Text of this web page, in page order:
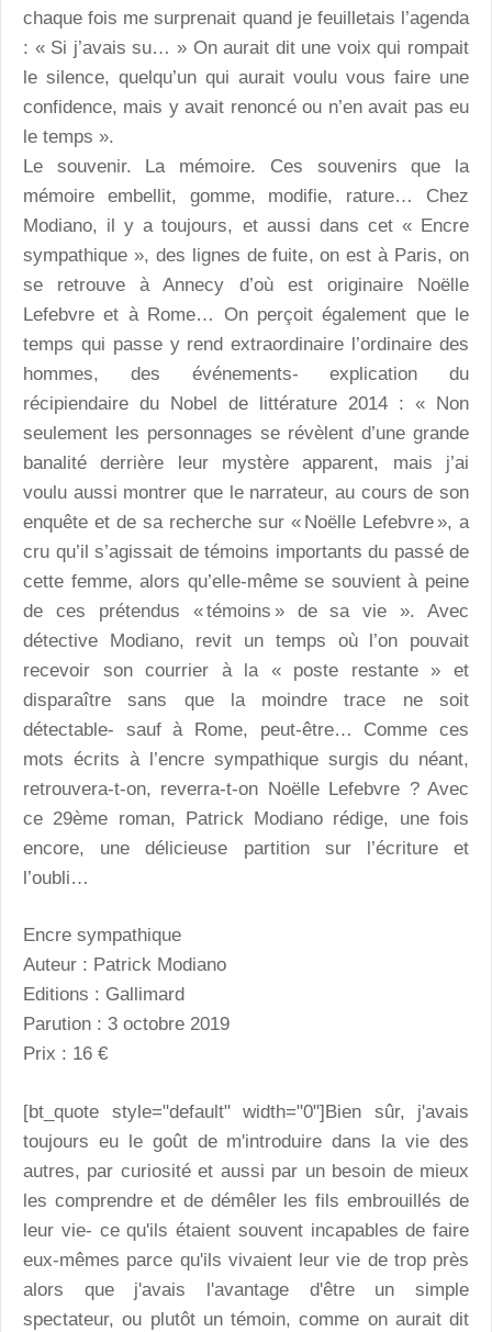
chaque fois me surprenait quand je feuilletais l’agenda
: « Si j’avais su… » On aurait dit une voix qui rompait
le silence, quelqu’un qui aurait voulu vous faire une
confidence, mais y avait renoncé ou n’en avait pas eu
le temps ».
Le souvenir. La mémoire. Ces souvenirs que la
mémoire embellit, gomme, modifie, rature… Chez
Modiano, il y a toujours, et aussi dans cet « Encre
sympathique », des lignes de fuite, on est à Paris, on
se retrouve à Annecy d’où est originaire Noëlle
Lefebvre et à Rome… On perçoit également que le
temps qui passe y rend extraordinaire l’ordinaire des
hommes, des événements- explication du
récipiendaire du Nobel de littérature 2014 : « Non
seulement les personnages se révèlent d’une grande
banalité derrière leur mystère apparent, mais j’ai
voulu aussi montrer que le narrateur, au cours de son
enquête et de sa recherche sur « Noëlle Lefebvre », a
cru qu’il s’agissait de témoins importants du passé de
cette femme, alors qu’elle-même se souvient à peine
de ces prétendus « témoins » de sa vie ». Avec
détective Modiano, revit un temps où l’on pouvait
recevoir son courrier à la « poste restante » et
disparaître sans que la moindre trace ne soit
détectable- sauf à Rome, peut-être… Comme ces
mots écrits à l’encre sympathique surgis du néant,
retrouvera-t-on, reverra-t-on Noëlle Lefebvre ? Avec
ce 29ème roman, Patrick Modiano rédige, une fois
encore, une délicieuse partition sur l’écriture et
l’oubli…
Encre sympathique
Auteur : Patrick Modiano
Editions : Gallimard
Parution : 3 octobre 2019
Prix : 16 €
[bt_quote style="default" width="0"]Bien sûr, j'avais
toujours eu le goût de m'introduire dans la vie des
autres, par curiosité et aussi par un besoin de mieux
les comprendre et de démêler les fils embrouillés de
leur vie- ce qu'ils étaient souvent incapables de faire
eux-mêmes parce qu'ils vivaient leur vie de trop près
alors que j'avais l'avantage d'être un simple
spectateur, ou plutôt un témoin, comme on aurait dit